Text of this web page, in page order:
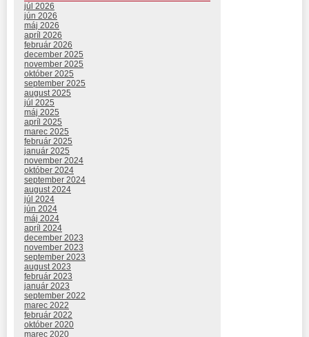
júl 2026
jún 2026
máj 2026
apríl 2026
február 2026
december 2025
november 2025
október 2025
september 2025
august 2025
júl 2025
máj 2025
apríl 2025
marec 2025
február 2025
január 2025
november 2024
október 2024
september 2024
august 2024
júl 2024
jún 2024
máj 2024
apríl 2024
december 2023
november 2023
september 2023
august 2023
február 2023
január 2023
september 2022
marec 2022
február 2022
október 2020
marec 2020